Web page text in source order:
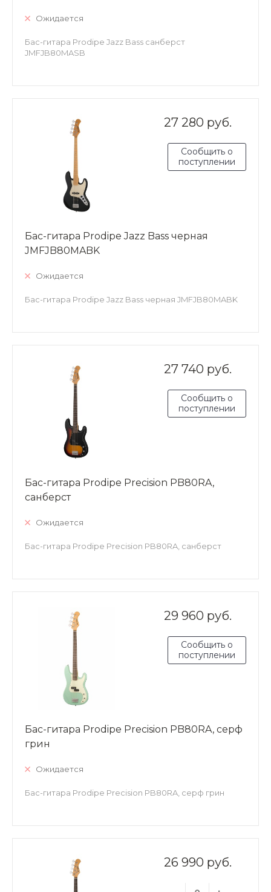
Ожидается
Бас-гитара Prodipe Jazz Bass санберст
JMFJB80MASB
27 280 руб.
Сообщить о
поступлении
Бас-гитара Prodipe Jazz Bass черная
JMFJB80MABK
Ожидается
Бас-гитара Prodipe Jazz Bass черная JMFJB80MABK
27 740 руб.
Сообщить о
поступлении
Бас-гитара Prodipe Precision PB80RA,
санберст
Ожидается
Бас-гитара Prodipe Precision PB80RA, санберст
29 960 руб.
Сообщить о
поступлении
Бас-гитара Prodipe Precision PB80RA, серф
грин
Ожидается
Бас-гитара Prodipe Precision PB80RA, серф грин
26 990 руб.